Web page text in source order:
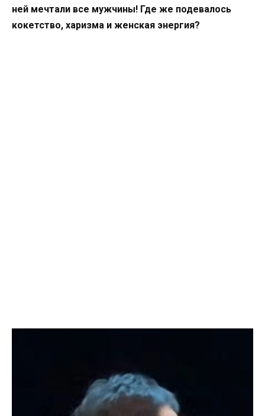
ней мечтали все мужчины! Где же подевалось
кокетство, харизма и женская энергия?